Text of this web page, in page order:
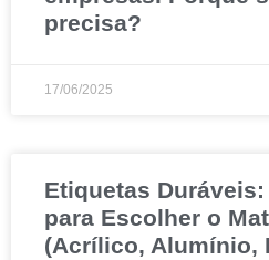
precisa?
17/06/2025
Etiquetas
para Escolher o
(Acrílico, Alumínio,